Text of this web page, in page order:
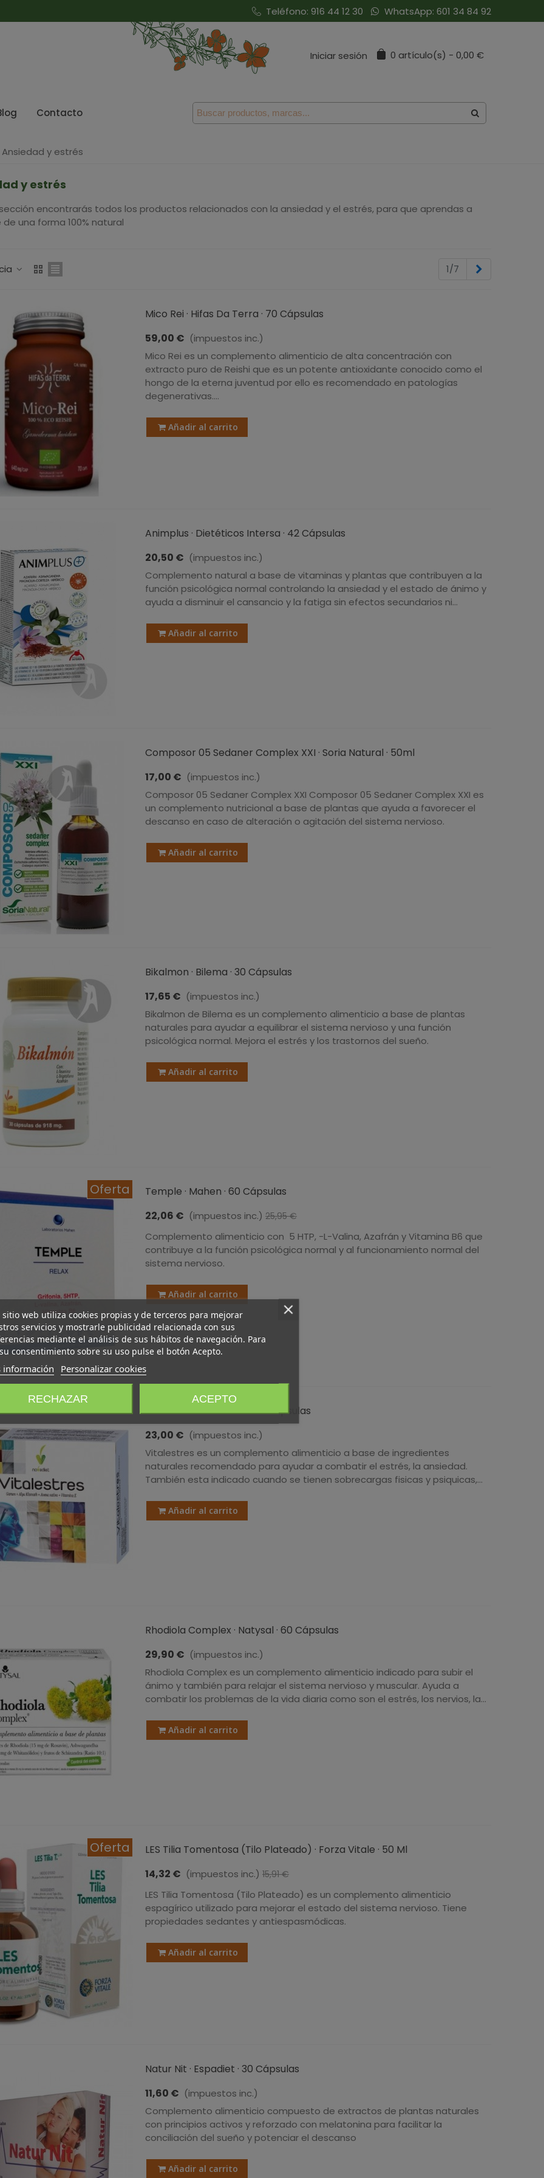
Teléfono: 916 44 12 30 WhatsApp: 601 34 84 92
Iniciar sesión 0 artículo(s) - 0,00 €
Contacto
Ansiedad y estrés
y estrés
encontrarás todos los productos relacionados con la ansiedad y el estrés, para que aprendas a
una forma 100% natural
1/7
Mico Rei · Hifas Da Terra · 70 Cápsulas
59,00 € (impuestos inc.)
Mico Rei es un complemento alimenticio de alta concentración con
extracto puro de Reishi que es un potente antioxidante conocido como el
hongo de la eterna juventud por ello es recomendado en patologías
degenerativas....
Añadir al carrito
Animplus · Dietéticos Intersa · 42 Cápsulas
20,50 € (impuestos inc.)
Complemento natural a base de vitaminas y plantas que contribuyen a la
función psicológica normal controlando la ansiedad y el estado de ánimo y
ayuda a disminuir el cansancio y la fatiga sin efectos secundarios ni...
Añadir al carrito
Composor 05 Sedaner Complex XXI · Soria Natural · 50ml
17,00 € (impuestos inc.)
Composor 05 Sedaner Complex XXI Composor 05 Sedaner Complex XXI es
un complemento nutricional a base de plantas que ayuda a favorecer el
descanso en caso de alteración o agitación del sistema nervioso.
Añadir al carrito
Bikalmon · Bilema · 30 Cápsulas
17,65 € (impuestos inc.)
Bikalmon de Bilema es un complemento alimenticio a base de plantas
naturales para ayudar a equilibrar el sistema nervioso y una función
psicológica normal. Mejora el estrés y los trastornos del sueño.
Añadir al carrito
Oferta
Temple · Mahen · 60 Cápsulas
22,06 € (impuestos inc.) 25,95 €
Complemento alimenticio con 5 HTP, -L-Valina, Azafrán y Vitamina B6 que
contribuye a la función psicológica normal y al funcionamiento normal del
sistema nervioso.
Añadir al carrito
Vitalestres · Novadiet · 60 Cápsulas
23,00 € (impuestos inc.)
Vitalestres es un complemento alimenticio a base de ingredientes
naturales recomendado para ayudar a combatir el estrés, la ansiedad.
También esta indicado cuando se tienen sobrecargas fisicas y psiquicas,...
Añadir al carrito
Rhodiola Complex · Natysal · 60 Cápsulas
29,90 € (impuestos inc.)
Rhodiola Complex es un complemento alimenticio indicado para subir el
ánimo y también para relajar el sistema nervioso y muscular. Ayuda a
combatir los problemas de la vida diaria como son el estrés, los nervios, la...
Añadir al carrito
Oferta
LES Tilia Tomentosa (Tilo Plateado) · Forza Vitale · 50 Ml
14,32 € (impuestos inc.) 15,91 €
LES Tilia Tomentosa (Tilo Plateado) es un complemento alimenticio
espagírico utilizado para mejorar el estado del sistema nervioso. Tiene
propiedades sedantes y antiespasmódicas.
Añadir al carrito
Natur Nit · Espadiet · 30 Cápsulas
11,60 € (impuestos inc.)
Complemento alimenticio compuesto de extractos de plantas naturales
con principios activos y reforzado con melatonina para facilitar la
conciliación del sueño y potenciar el descanso
Añadir al carrito
sitio web utiliza cookies propias y de terceros para mejorar
servicios y mostrarle publicidad relacionada con sus
mediante el análisis de sus hábitos de navegación. Para
consentimiento sobre su uso pulse el botón Acepto.
información Personalizar cookies
RECHAZAR ACEPTO